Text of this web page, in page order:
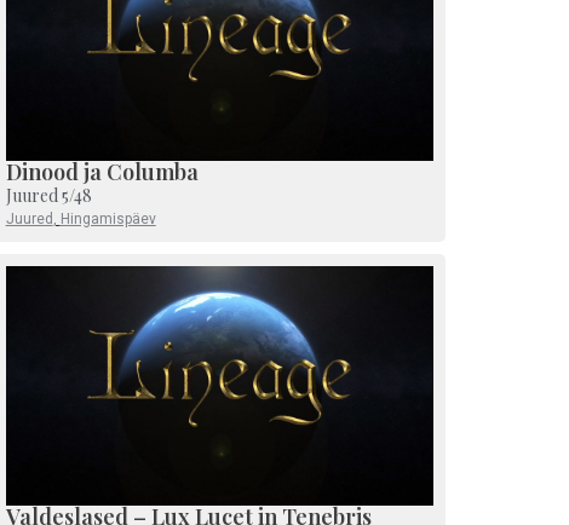
Dinood ja Columba
Juured 5/48
Juured Hingamispäev
Valdeslased – Lux Lucet in Tenebris